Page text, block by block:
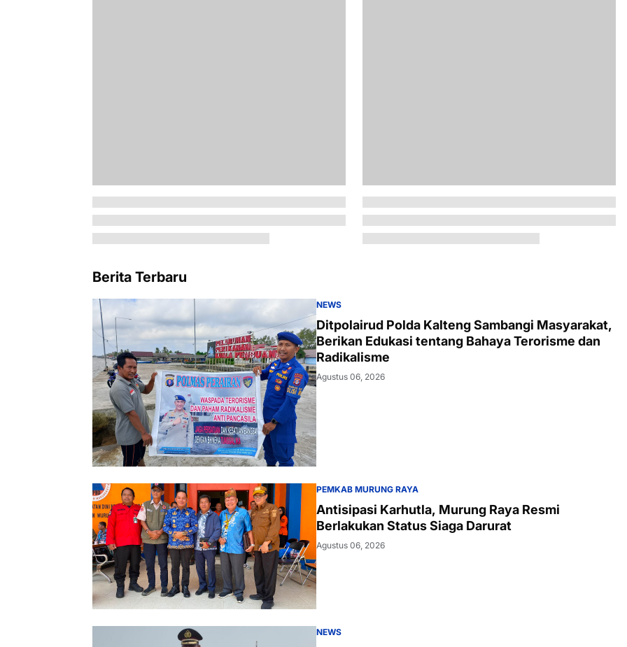
Berita Terbaru
NEWS
Ditpolairud Polda Kalteng Sambangi Masyarakat,
Berikan Edukasi tentang Bahaya Terorisme dan
Radikalisme
Agustus 06, 2026
PEMKAB MURUNG RAYA
Antisipasi Karhutla, Murung Raya Resmi
Berlakukan Status Siaga Darurat
Agustus 06, 2026
NEWS